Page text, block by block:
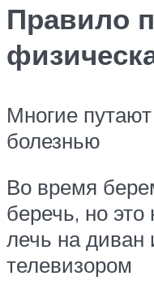
Правило
Многие
болезнью
Во время
беречь, но это
лечь на диван
телевизором